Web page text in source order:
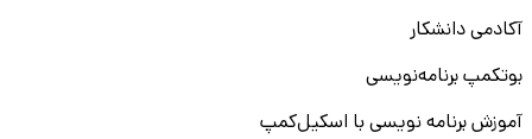
آکادمی دانشکار
بوتکمپ برنامه‌نویسی
آموزش برنامه نویسی با اسکیل‌کمپ